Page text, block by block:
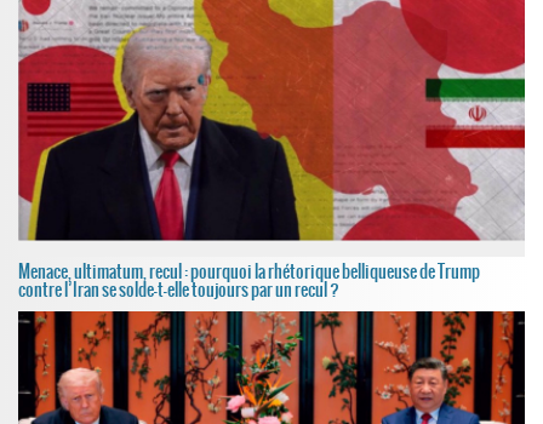
Menace, ultimatum, recul : pourquoi la rhétorique belliqueuse de Trump
contre l’Iran se solde-t-elle toujours par un recul ?